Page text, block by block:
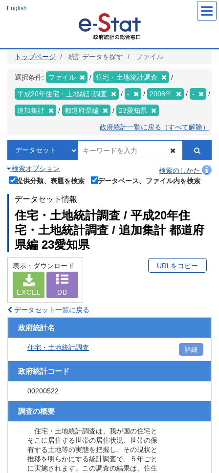
ツ
English
トップページ 統計データを探す ファイル
選択条件: ファイル 住宅・土地統計調査
平成20年住宅・土地統計調査 - 2008年 -
追加集計 都道府県編 23愛知県
政府統計一覧に戻る（すべて解除）
検索オプション
検索のしかた
提供分類、表題を検索
データベース、ファイル内を検索
データセット情報
住宅・土地統計調査 / 平成20年住
宅・土地統計調査 / 追加集計 都道府
県編 23愛知県
表示・ダウンロード
EXCEL DB
URLをコピー
データセット一覧に戻る
政府統計名
住宅・土地統計調査 詳細
政府統計コード
00200522
調査の概要
住宅・土地統計調査は、我が国の住宅と
そこに居住する世帯の居住状況、世帯の保
有する土地等の実態を把握し、その現状と
推移を明らかにする統計調査で、５年ごと
に実施されます。この調査の結果は、住生